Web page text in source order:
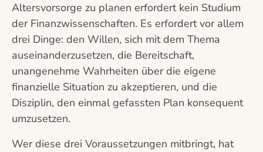
Altersvorsorge zu planen erfordert kein Studium
der Finanzwissenschaften. Es erfordert vor allem
drei Dinge: den Willen, sich mit dem Thema
auseinanderzusetzen, die Bereitschaft,
unangenehme Wahrheiten über die eigene
finanzielle Situation zu akzeptieren, und die
Disziplin, den einmal gefassten Plan konsequent
umzusetzen.
Wer diese drei Voraussetzungen mitbringt, hat